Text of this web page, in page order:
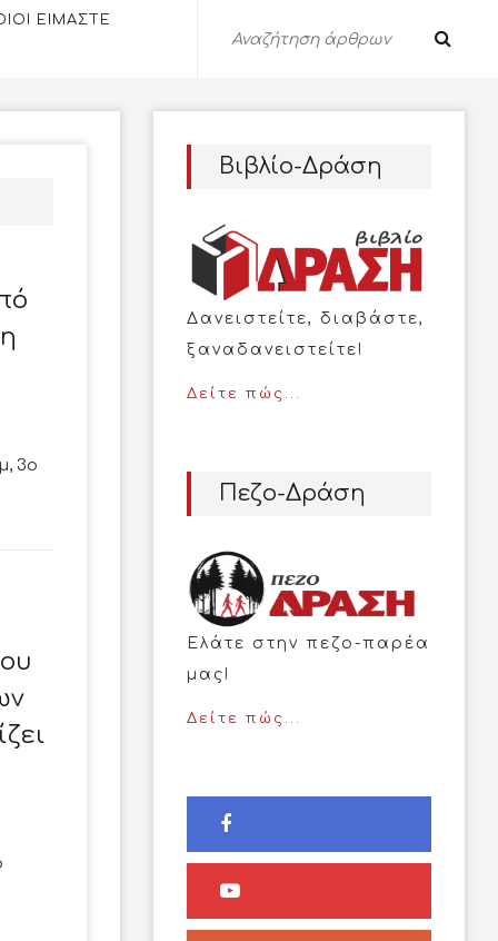
ΕΙΜΑΣΤΕ
3ο
Βιβλίο-Δράση
Δανειστείτε, διαβάστε,
ξαναδανειστείτε!
Δείτε πώς...
Πεζο-Δράση
Ελάτε στην πεζο-παρέα
μας!
Δείτε πώς...